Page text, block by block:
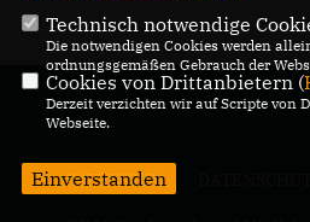
IMPRESSUM
Technisch notwendige
Die notwendigen Cookies werden
ordnungsgemäßen Gebrauch der
Cookies von Drittanbietern (
Derzeit verzichten wir auf Scripte von
Webseite.
Einverstanden